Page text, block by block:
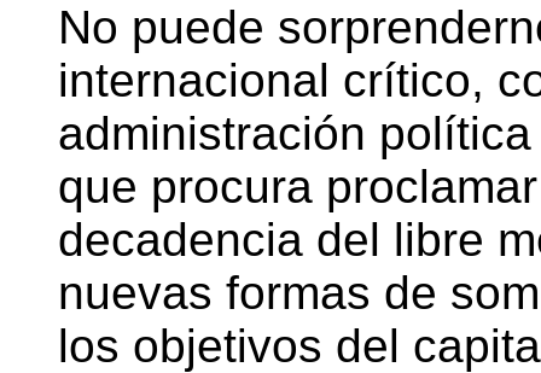
No puede
internacional crítico,
administración
que procura
decadencia del libre
nuevas formas de
los objetivos del